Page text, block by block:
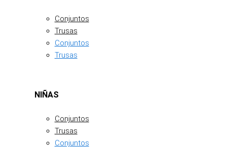
Conjuntos
Trusas
Conjuntos
Trusas
NIÑAS
Conjuntos
Trusas
Conjuntos